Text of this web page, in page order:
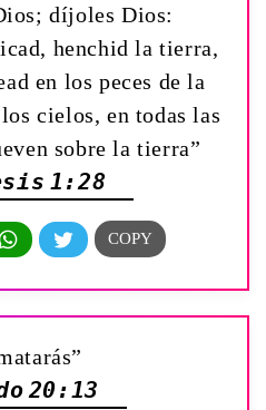
díjoles Dios:
henchid la tierra,
en los peces de la
cielos, en todas las
sobre la tierra”
1:28
20:13